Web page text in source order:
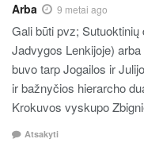
Arba 9 metai ago
Gali būti pvz;
Jadvygos Lenkijoje)
buvo tarp Jogailos ir
ir bažnyčios hierarcho
Krokuvos vyskupo
Atsakyti